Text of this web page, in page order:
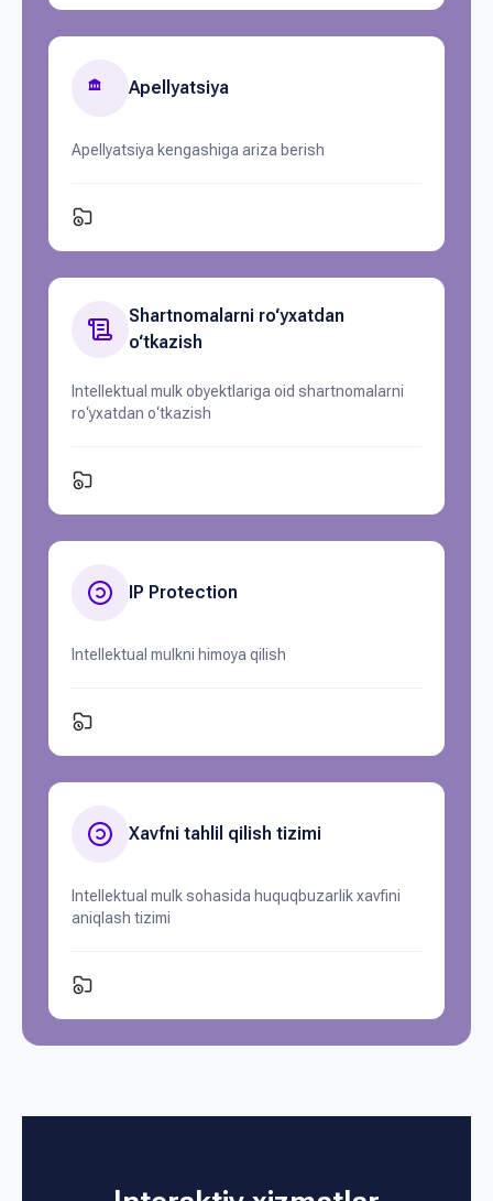
Apellyatsiya
Apellyatsiya kengashiga ariza berish
Shartnomalarni ro‘yxatdan
o‘tkazish
Intellektual mulk obyektlariga oid shartnomalarni
ro‘yxatdan o‘tkazish
IP Protection
Intellektual mulkni himoya qilish
Xavfni tahlil qilish tizimi
Intellektual mulk sohasida huquqbuzarlik xavfini
aniqlash tizimi